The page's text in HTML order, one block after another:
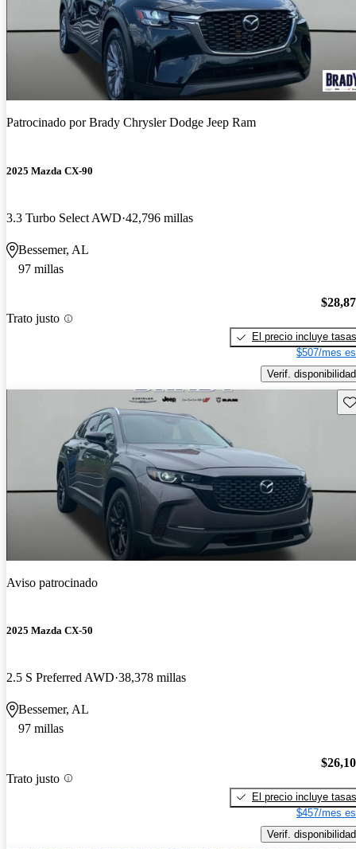
Patrocinado porBrady Chrysler Dodge Jeep Ram
2025 Mazda CX-90
3.3 Turbo Select AWD 42,796 millas
Bessemer, AL
97 millas
Trato justo
El precio incluye tasas
$507/mes
Verif. disponibilidad
Aviso patrocinado
2025 Mazda CX-50
2.5 S Preferred AWD 38,378 millas
Bessemer, AL
97 millas
Trato justo
El precio incluye tasas
$457/mes
Verif. disponibilidad